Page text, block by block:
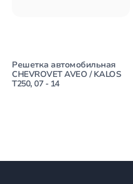
Решетка автомобильная
CHEVROVET AVEO / KALOS
T250, 07 - 14